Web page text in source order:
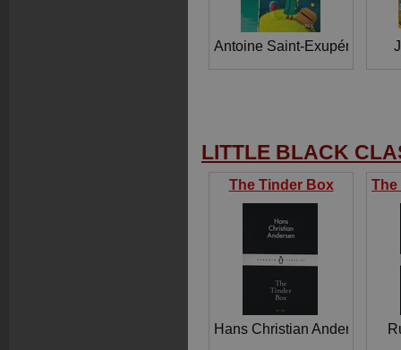
Antoine Saint-Exupéry
LITTLE BLACK
The Tinder Box
Hans Christian Andersen